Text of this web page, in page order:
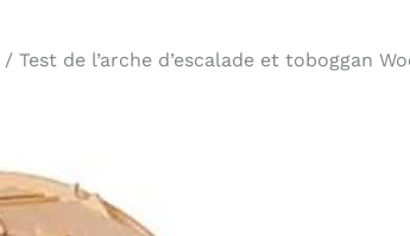
Test de l’arche d’escalade et toboggan